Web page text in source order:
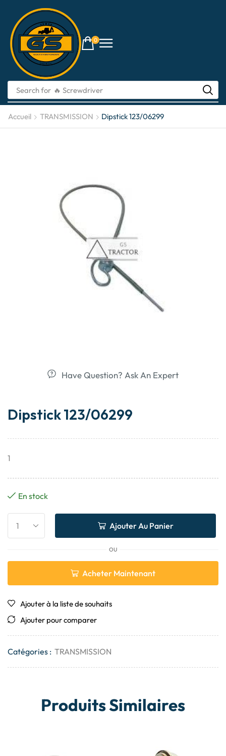
0
Search for 🔥 li-ion batteries
Accueil TRANSMISSION Dipstick 123/06299
Have Question? Ask An Expert
Dipstick 123/06299
1
En stock
Ajouter Au Panier
OU
Acheter Maintenant
Ajouter à la liste de souhaits
Ajouter pour comparer
Catégories : TRANSMISSION
Produits Similaires